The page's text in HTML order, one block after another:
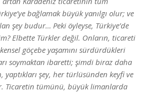
bağlamak büyük yanılgı olur; ve
şey budur… Peki öyleyse, Türkiye’de
Elbette Türkler değil. Onların, ticareti
göçebe yaşamını sürdürdükleri
soymaktan ibaretti; şimdi biraz daha
yaptıkları şey, her türlüsünden keyfi ve
Ticaretin tümünü, büyük limanlarda